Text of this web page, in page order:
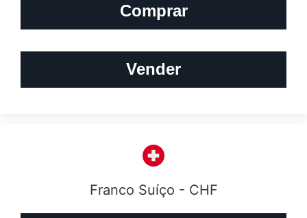
Comprar
Vender
Franco Suíço - CHF